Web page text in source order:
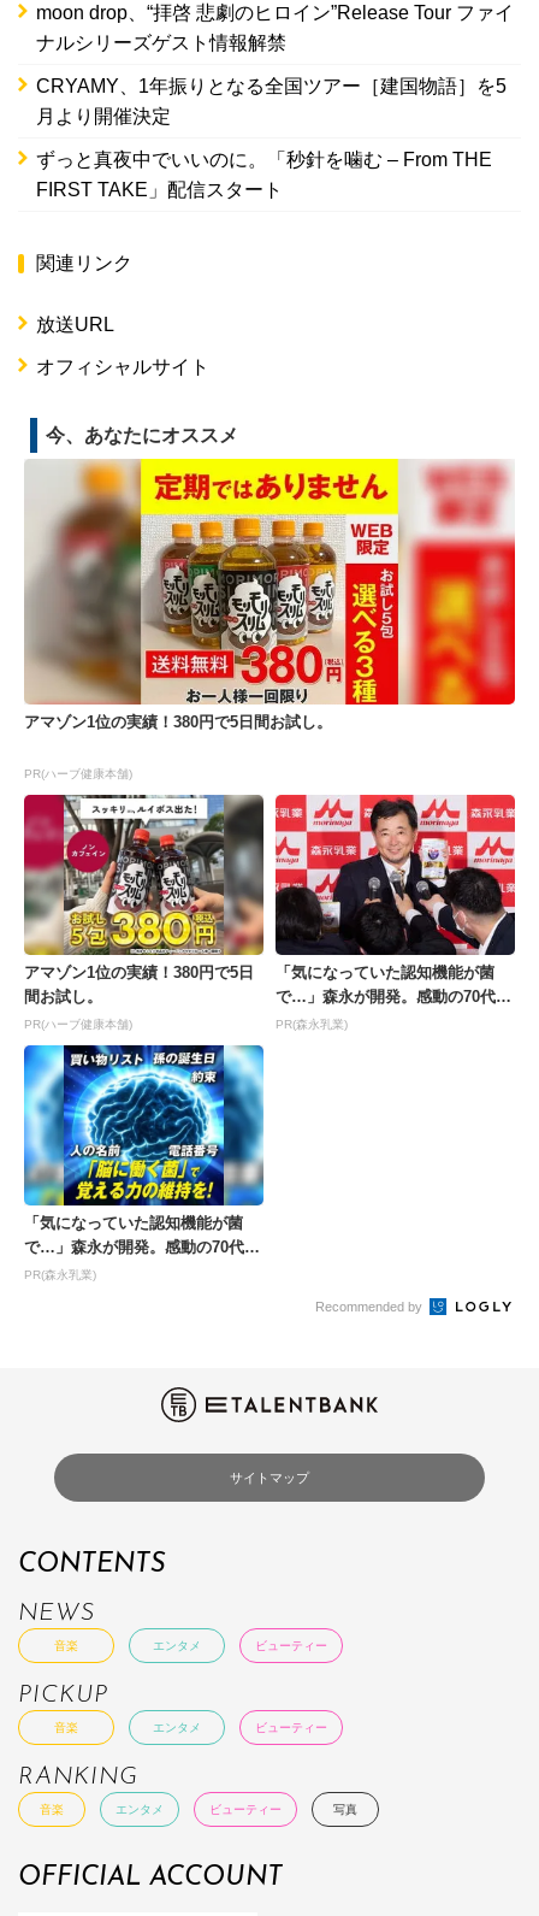
moon drop、“拝啓 悲劇のヒロイン”Release Tour ファイ
ナルシリーズゲスト情報解禁
CRYAMY、1年振りとなる全国ツアー［建国物語］を5
月より開催決定
ずっと真夜中でいいのに。「秒針を噛む – From THE
FIRST TAKE」配信スタート
関連リンク
放送URL
オフィシャルサイト
今、あなたにオススメ
アマゾン1位の実績！380円で5日間お試し。
PR(ハーブ健康本舗)
アマゾン1位の実績！380円で5日
間お試し。
PR(ハーブ健康本舗)
「気になっていた認知機能が菌
で…」森永が開発。感動の70代続
出
PR(森永乳業)
「気になっていた認知機能が菌
で…」森永が開発。感動の70代続
出
PR(森永乳業)
Recommended by
サイトマップ
CONTENTS
NEWS
音楽 エンタメ ビューティー
PICKUP
音楽 エンタメ ビューティー
RANKING
音楽 エンタメ ビューティー 写真
OFFICIAL ACCOUNT